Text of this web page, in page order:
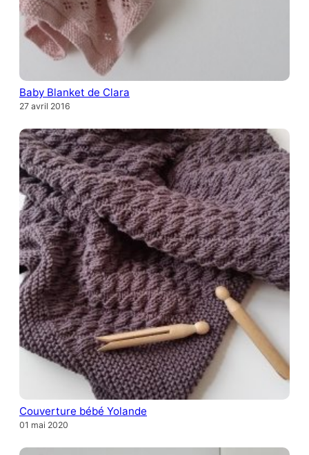
Baby Blanket de Clara
27 avril 2016
Couverture bébé Yolande
01 mai 2020